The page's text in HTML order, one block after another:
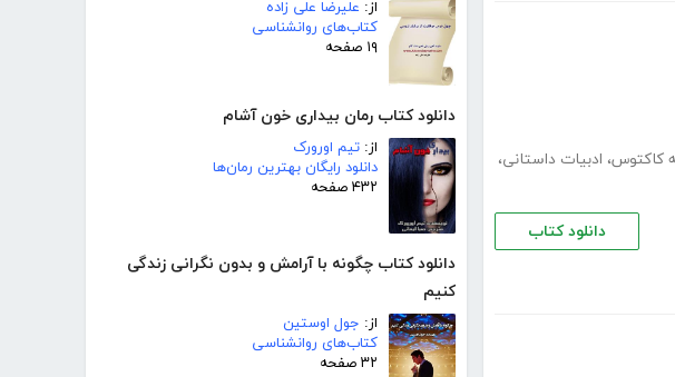
از: علیرضا علی زاده
کتاب‌های روانشناسی
۱۹ صفحه
دانلود کتاب رمان بیداری خون آشام
از: تیم اورورک
دانلود رایگان بهترین رمان‌ها
۴۳۲ صفحه
دانلود کتاب چگونه با آرامش و بدون نگرانی زندگی
کنیم
از: جول اوستین
کتاب‌های روانشناسی
۳۲ صفحه
کاکتوس، ادبیات داستانی،
دانلود کتاب